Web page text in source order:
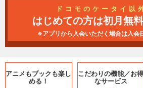
ドコモのケータイ以
はじめての方は初月無
※アプリから入会いただく場合は入会
アニメもブックも楽し
める！
こだわりの機能／お得
なサービス